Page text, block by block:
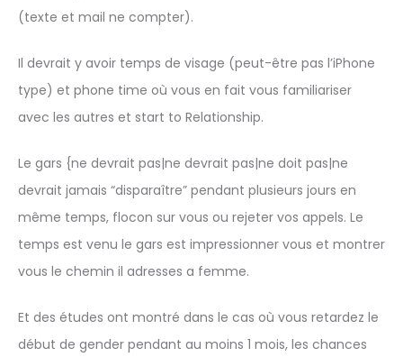
(texte et mail ne compter).
Il devrait y avoir temps de visage (peut-être pas l’iPhone
type) et phone time où vous en fait vous familiariser
avec les autres et start to Relationship.
Le gars {ne devrait pas|ne devrait pas|ne doit pas|ne
devrait jamais “disparaître” pendant plusieurs jours en
même temps, flocon sur vous ou rejeter vos appels. Le
temps est venu le gars est impressionner vous et montrer
vous le chemin il adresses a femme.
Et des études ont montré dans le cas où vous retardez le
début de gender pendant au moins 1 mois, les chances